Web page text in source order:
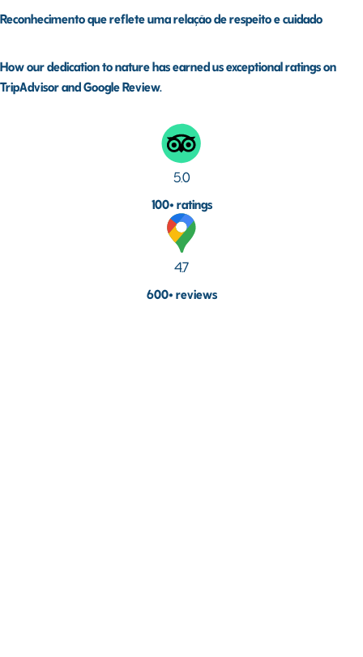
Reconhecimento que reflete uma relação de respeito e cuidado
How our dedication to nature has earned us exceptional ratings on
TripAdvisor and Google Review.
5.0
100+ ratings
4.7
600+ reviews